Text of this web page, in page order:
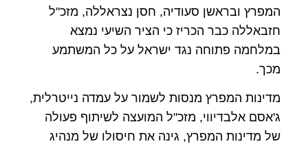
המפרץ ובראשן סעודיה, חסן נצראללה, מזכ"ל
חזבאללה כבר הכריז כי הציר השיעי נמצא
במלחמה פתוחה נגד ישראל על כל המשתמע
מכך.
מדינות המפרץ מנסות לשמור על עמדה נייטרלית,
ג'אסם אלבדיווי, מזכ"ל המועצה לשיתוף פעולה
של מדינות המפרץ, גינה את חיסולו של מנהיג